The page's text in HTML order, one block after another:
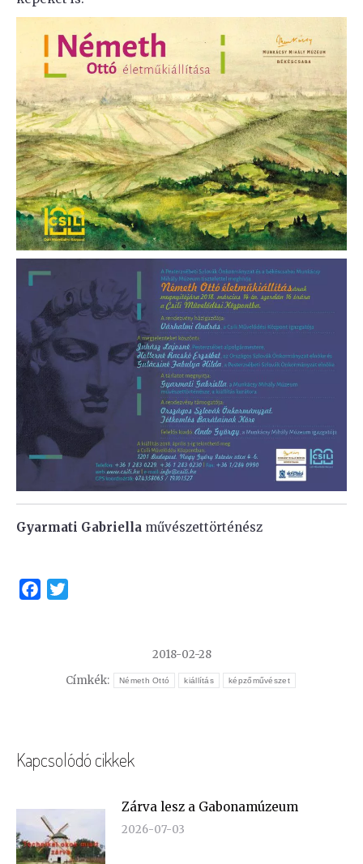
Gyarmati Gabriella művészettörténész
Facebook
2018-02-28
Címkék:
Németh Ottó kiállítás képzőművészet
Kapcsolódó cikkek
Zárva lesz a Gabonamúzeum
2026-07-03